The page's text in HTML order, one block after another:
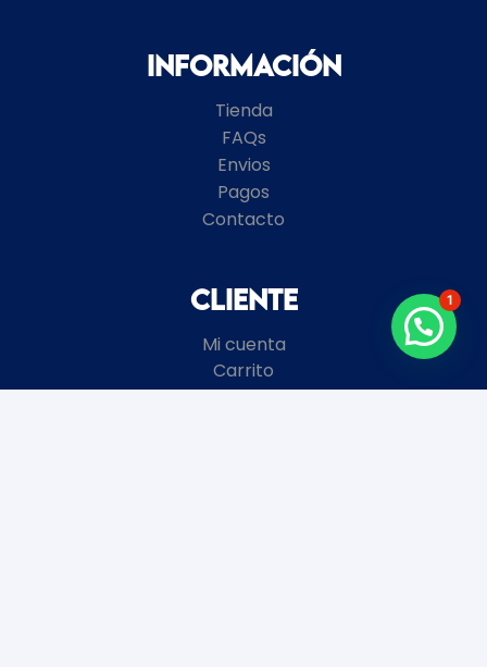
Información
Tienda
FAQs
Envios
Pagos
Contacto
Cliente
Mi cuenta
Carrito
Términos y Condiciones
1